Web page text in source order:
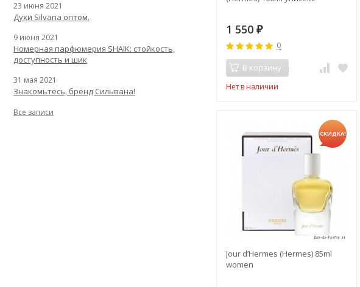
1 550 ₽
0
В корзину
Нет в наличии
СКИДКА!
Jour d’Hermes (Hermes) 85ml
women
23 июня 2021
Духи Silvana оптом.
9 июня 2021
Номерная парфюмерия SHAIK: стойкость,
доступность и шик
31 мая 2021
Знакомьтесь, бренд Сильвана!
Все записи